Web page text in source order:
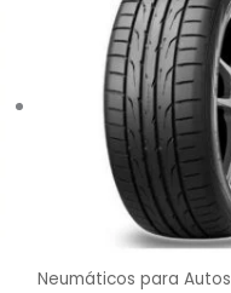
Neumáticos para Autos